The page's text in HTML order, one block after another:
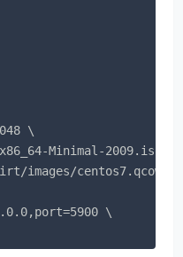
\
Minimal-2009.iso \
\